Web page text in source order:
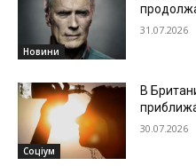
Новини
31.07.2026
Соціум
В
30.07.2026